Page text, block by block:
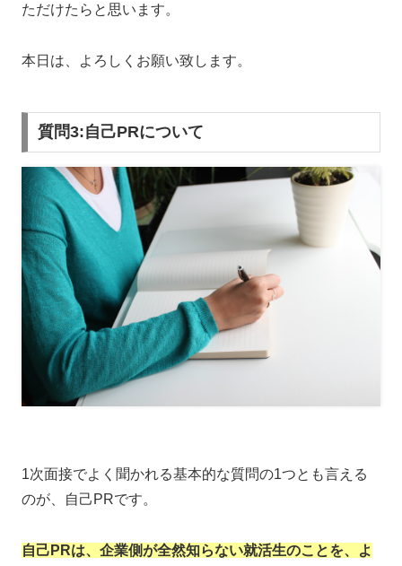
ただけたらと思います。
本日は、よろしくお願い致します。
質問3:自己PRについて
1次面接でよく聞かれる基本的な質問の1つとも言える
のが、自己PRです。
自己PRは、企業側が全然知らない就活生のことを、よ